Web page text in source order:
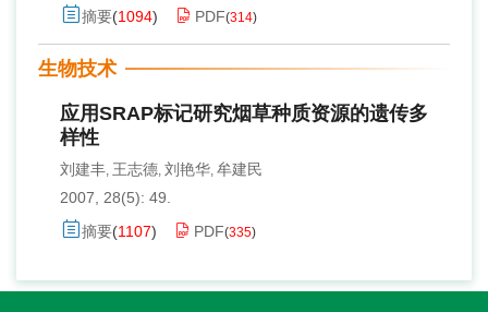
摘要(1094) PDF(314)
生物技术
应用SRAP标记研究烟草种质资源的遗传多
样性
刘建丰, 王志德, 刘艳华, 牟建民
2007, 28(5): 49.
摘要(1107) PDF(335)